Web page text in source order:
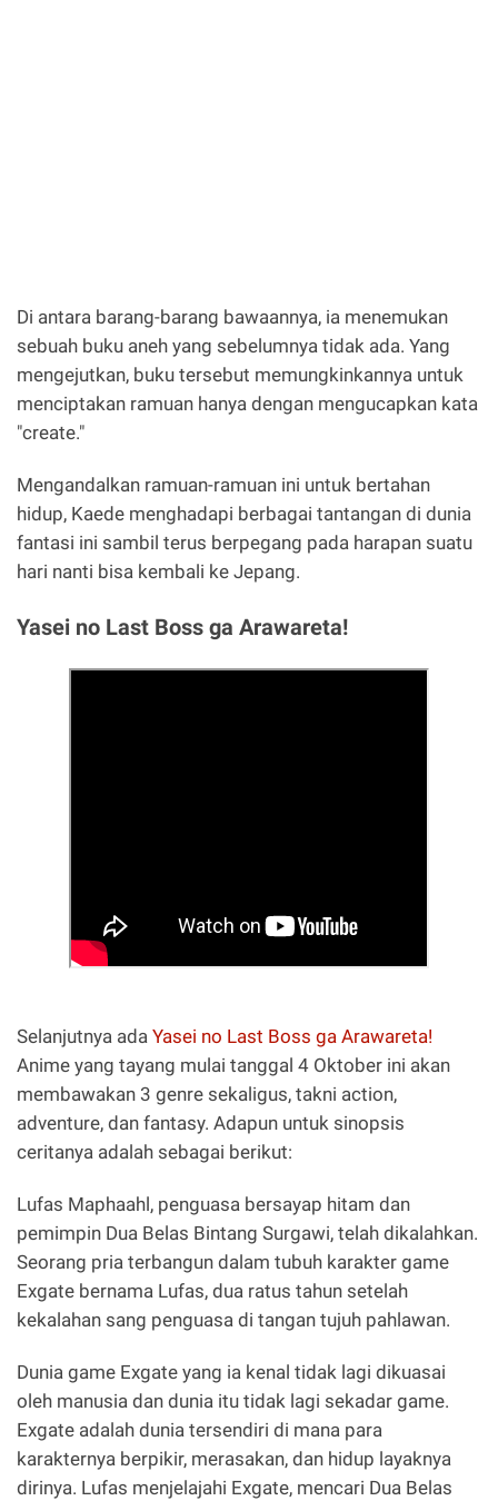
Di antara barang-barang bawaannya, ia menemukan
sebuah buku aneh yang sebelumnya tidak ada. Yang
mengejutkan, buku tersebut memungkinkannya untuk
menciptakan ramuan hanya dengan mengucapkan kata
"create."
Mengandalkan ramuan-ramuan ini untuk bertahan
hidup, Kaede menghadapi berbagai tantangan di dunia
fantasi ini sambil terus berpegang pada harapan suatu
hari nanti bisa kembali ke Jepang.
Yasei no Last Boss ga Arawareta!
Selanjutnya ada Yasei no Last Boss ga Arawareta!
Anime yang tayang mulai tanggal 4 Oktober ini akan
membawakan 3 genre sekaligus, takni action,
adventure, dan fantasy. Adapun untuk sinopsis
ceritanya adalah sebagai berikut:
Lufas Maphaahl, penguasa bersayap hitam dan
pemimpin Dua Belas Bintang Surgawi, telah dikalahkan.
Seorang pria terbangun dalam tubuh karakter game
Exgate bernama Lufas, dua ratus tahun setelah
kekalahan sang penguasa di tangan tujuh pahlawan.
Dunia game Exgate yang ia kenal tidak lagi dikuasai
oleh manusia dan dunia itu tidak lagi sekadar game.
Exgate adalah dunia tersendiri di mana para
karakternya berpikir, merasakan, dan hidup layaknya
dirinya. Lufas menjelajahi Exgate, mencari Dua Belas